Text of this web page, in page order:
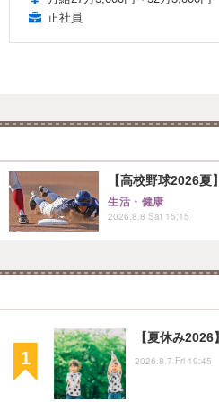
正社員
【高校野球2026
生活・健康
2026.8.8 Sat 15:15
【夏休み
2026.8.7 Fri 19:45